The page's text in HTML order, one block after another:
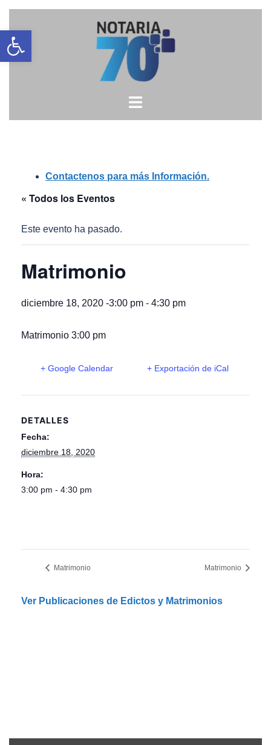
Open toolbar
al
contenido
Contactenos para más Información.
« Todos los Eventos
Este evento ha pasado.
Matrimonio
diciembre 18, 2020 -3:00 pm - 4:30 pm
Matrimonio 3:00 pm
+ Google Calendar + Exportación de iCal
DETALLES
Fecha:
diciembre 18, 2020
Hora:
3:00 pm - 4:30 pm
Matrimonio Matrimonio
Ver Publicaciones de Edictos y Matrimonios